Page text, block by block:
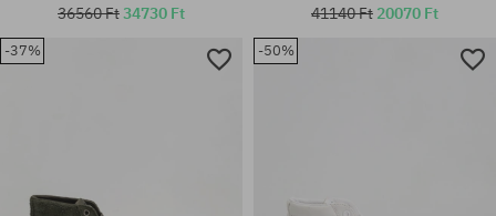
36560 Ft34730 Ft 41140 Ft 20070 Ft
-37% -50%